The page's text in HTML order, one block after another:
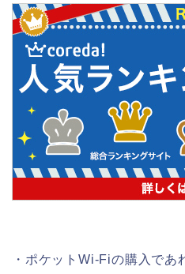
・ポケットWi-Fiの購入であ